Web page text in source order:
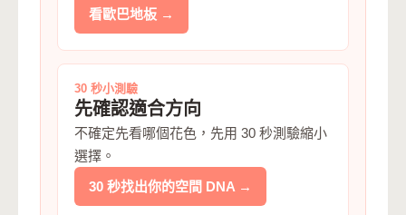
看歐巴地板 →
30 秒小測驗
先確認適合方向
不確定先看哪個花色，先用 30 秒測驗縮小
選擇。
30 秒找出你的空間 DNA →